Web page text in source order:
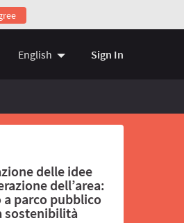
link)
English Choose language
Sign In
delle idee
dell’area:
parco pubblico
sostenibilità